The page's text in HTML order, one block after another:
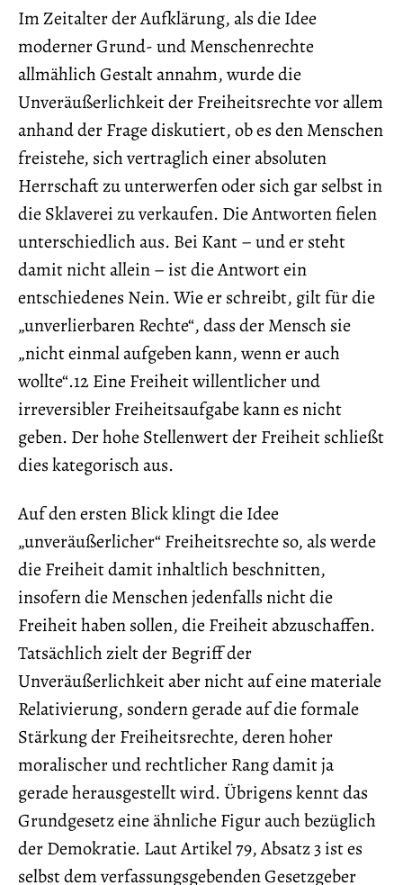
Im Zeitalter der Aufklärung, als die Idee
moderner Grund- und Menschenrechte
allmählich Gestalt annahm, wurde die
Unveräußerlichkeit der Freiheitsrechte vor allem
anhand der Frage diskutiert, ob es den Menschen
freistehe, sich vertraglich einer absoluten
Herrschaft zu unterwerfen oder sich gar selbst in
die Sklaverei zu verkaufen. Die Antworten fielen
unterschiedlich aus. Bei Kant – und er steht
damit nicht allein – ist die Antwort ein
entschiedenes Nein. Wie er schreibt, gilt für die
„unverlierbaren Rechte“, dass der Mensch sie
„nicht einmal aufgeben kann, wenn er auch
wollte“.12 Eine Freiheit willentlicher und
irreversibler Freiheitsaufgabe kann es nicht
geben. Der hohe Stellenwert der Freiheit schließt
dies kategorisch aus.
Auf den ersten Blick klingt die Idee
„unveräußerlicher“ Freiheitsrechte so, als werde
die Freiheit damit inhaltlich beschnitten,
insofern die Menschen jedenfalls nicht die
Freiheit haben sollen, die Freiheit abzuschaffen.
Tatsächlich zielt der Begriff der
Unveräußerlichkeit aber nicht auf eine materiale
Relativierung, sondern gerade auf die formale
Stärkung der Freiheitsrechte, deren hoher
moralischer und rechtlicher Rang damit ja
gerade herausgestellt wird. Übrigens kennt das
Grundgesetz eine ähnliche Figur auch bezüglich
der Demokratie. Laut Artikel 79, Absatz 3 ist es
selbst dem verfassungsgebenden Gesetzgeber